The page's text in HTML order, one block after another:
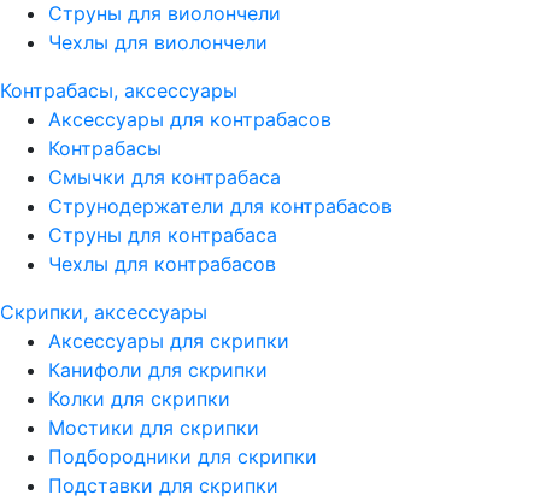
Струны для виолончели
Чехлы для виолончели
Контрабасы, аксессуары
Аксессуары для контрабасов
Контрабасы
Смычки для контрабаса
Струнодержатели для контрабасов
Струны для контрабаса
Чехлы для контрабасов
Скрипки, аксессуары
Аксессуары для скрипки
Канифоли для скрипки
Колки для скрипки
Мостики для скрипки
Подбородники для скрипки
Подставки для скрипки